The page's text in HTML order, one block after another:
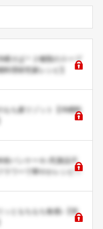
縄そば＊２種類のスープ
料理研究家レシピ】
もち麦リゾット【沖縄料
粉パンケーキ♪乳製品不
ラワーで華やかレシピ♡
ッともちもち食感♪【管